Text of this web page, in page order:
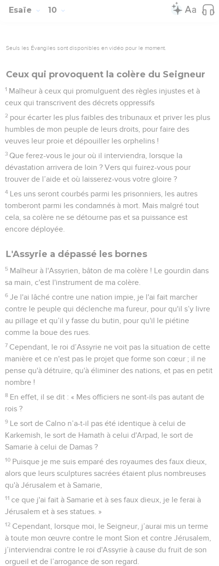
Esaïe 10
Seuls les Évangiles sont disponibles en vidéo pour le moment.
Ceux qui provoquent la colère du Seigneur
1 Malheur à ceux qui promulguent des règles injustes et à
ceux qui transcrivent des décrets oppressifs
2 pour écarter les plus faibles des tribunaux et priver les plus
humbles de mon peuple de leurs droits, pour faire des
veuves leur proie et dépouiller les orphelins !
3 Que ferez-vous le jour où il interviendra, lorsque la
dévastation arrivera de loin ? Vers qui fuirez-vous pour
trouver de l’aide et où laisserez-vous votre gloire ?
4 Les uns seront courbés parmi les prisonniers, les autres
tomberont parmi les condamnés à mort. Mais malgré tout
cela, sa colère ne se détourne pas et sa puissance est
encore déployée.
L'Assyrie a dépassé les bornes
5 Malheur à l'Assyrien, bâton de ma colère ! Le gourdin dans
sa main, c'est l'instrument de ma colère.
6 Je l'ai lâché contre une nation impie, je l'ai fait marcher
contre le peuple qui déclenche ma fureur, pour qu'il s’y livre
au pillage et qu’il y fasse du butin, pour qu'il le piétine
comme la boue des rues.
7 Cependant, le roi d’Assyrie ne voit pas la situation de cette
manière et ce n'est pas le projet que forme son cœur ; il ne
pense qu'à détruire, qu'à éliminer des nations, et pas en petit
nombre !
8 En effet, il se dit : « Mes officiers ne sont-ils pas autant de
rois ?
9 Le sort de Calno n’a-t-il pas été identique à celui de
Karkemish, le sort de Hamath à celui d'Arpad, le sort de
Samarie à celui de Damas ?
10 Puisque je me suis emparé des royaumes des faux dieux,
alors que leurs sculptures sacrées étaient plus nombreuses
qu'à Jérusalem et à Samarie,
11 ce que j'ai fait à Samarie et à ses faux dieux, je le ferai à
Jérusalem et à ses statues. »
12 Cependant, lorsque moi, le Seigneur, j’aurai mis un terme
à toute mon œuvre contre le mont Sion et contre Jérusalem,
j’interviendrai contre le roi d'Assyrie à cause du fruit de son
orgueil et de l’arrogance de son regard.